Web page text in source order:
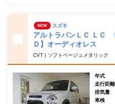
NEW スズキ
アルトラパンＬＣ Ｌ
Ｄ】オーディオレス
CVT | ソフトベージュメタリック
年式
走行距離
排気量
車検